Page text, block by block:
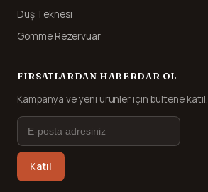
Duş Teknesi
Gömme Rezervuar
FIRSATLARDAN HABERDAR OL
Kampanya ve yeni ürünler için bültene katıl.
Katıl